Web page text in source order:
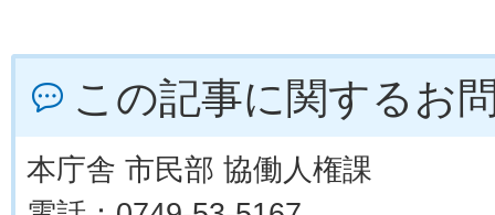
この記事に関するお
本庁舎 市民部 協働人権課